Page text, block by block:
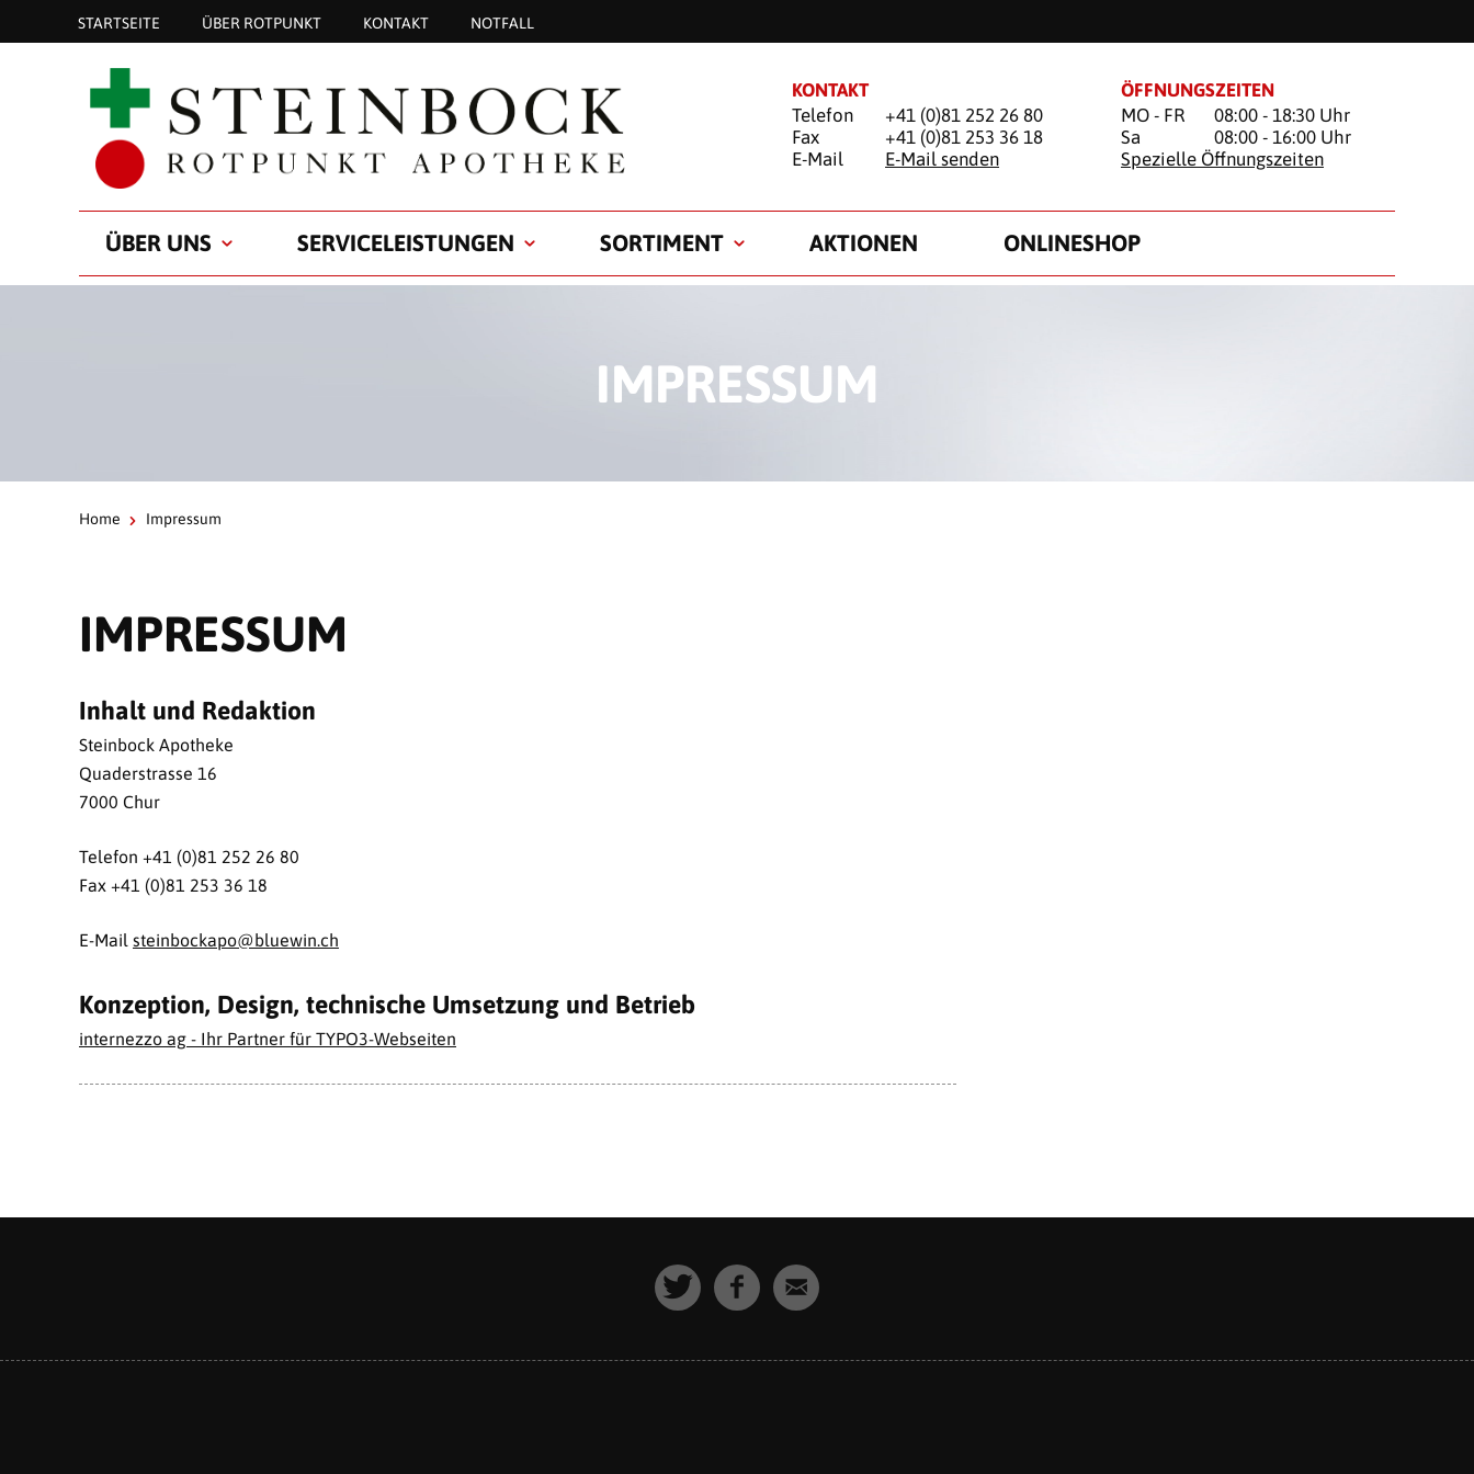
STARTSEITE ÜBER ROTPUNKT KONTAKT NOTFALL
KONTAKT
Telefon
+41 (0)81 252 26 80
Fax
+41 (0)81 253 36 18
E-Mail
E-Mail senden
ÖFFNUNGSZEITEN
MO - FR
08:00 - 18:30 Uhr
Sa
08:00 - 16:00 Uhr
Spezielle Öffnungszeiten
ÜBER UNS SERVICELEISTUNGEN SORTIMENT AKTIONEN ONLINESHOP
IMPRESSUM
Home Impressum
IMPRESSUM
Inhalt und Redaktion
Steinbock Apotheke
Quaderstrasse 16
7000 Chur
Telefon +41 (0)81 252 26 80
Fax +41 (0)81 253 36 18
E-Mail steinbockapo@bluewin.ch
Konzeption, Design, technische Umsetzung und Betrieb
internezzo ag - Ihr Partner für TYPO3-Webseiten